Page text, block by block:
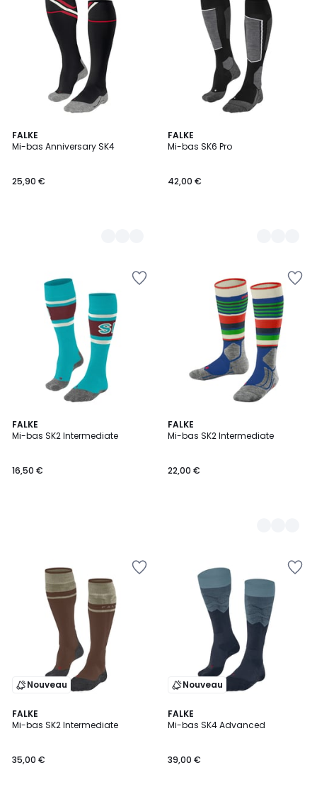
FALKE
Mi-bas Anniversary SK4
25,90 €
2
Couleurs
FALKE
Mi-bas SK6 Pro
42,00 €
2
Couleurs
FALKE
Mi-bas SK2 Intermediate
16,50 €
FALKE
Mi-bas SK2 Intermediate
22,00 €
2
Couleurs
Nouveau
FALKE
Mi-bas SK2 Intermediate
35,00 €
Nouveau
FALKE
Mi-bas SK4 Advanced
39,00 €